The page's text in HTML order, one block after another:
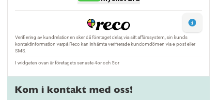
Kom i kontakt med oss!